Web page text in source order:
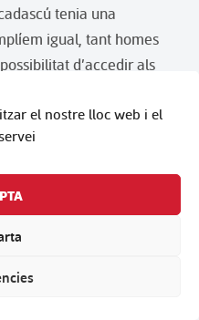
el nostre lloc web i el
tenia una
igual, tant homes
d’accedir als
tots els graons de
de les dones:
cursos de forces
de ràdio fins a